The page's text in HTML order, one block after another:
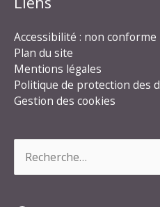
Accessibilité : non conforme
Plan du site
Mentions légales
Politique de protection des
Gestion des cookies